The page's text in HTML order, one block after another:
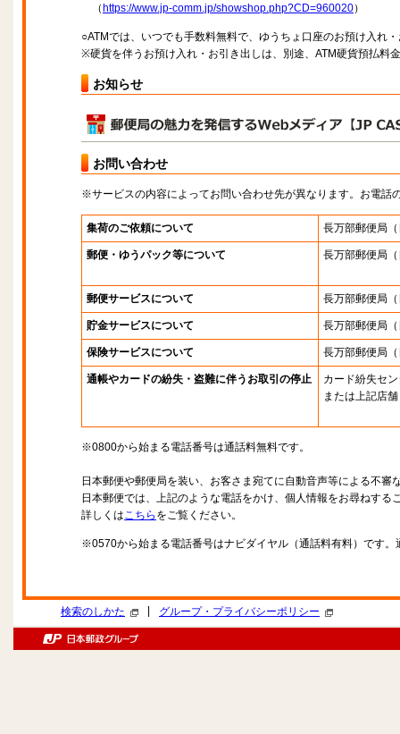
（ https://www.jp-comm.jp/showshop.php?CD=960020）
○ATMでは、いつでも手数料無料で、ゆうちょ口座のお預け入れ
※硬貨を伴うお預け入れ・お引き出しは、別途、ATM硬貨預払料
お知らせ
お問い合わせ
※サービスの内容によってお問い合わせ先が異なります。お電話
集荷のご依頼について 長万部郵便局
郵便・ゆうパック等について 長万部郵便局
郵便サービスについて 長万部郵便局
貯金サービスについて 長万部郵便局
保険サービスについて 長万部郵便局
通帳やカードの紛失・盗難に伴うお取引の停止
カード紛失セ
または上記店舗
※0800から始まる電話番号は通話料無料です。
日本郵便や郵便局を装い、お客さま宛てに自動音声等による不審
日本郵便では、上記のような電話をかけ、個人情報をお尋ねする
詳しくはこちら をご覧ください。
※0570から始まる電話番号はナビダイヤル（通話料有料）です
検索のしかた グループ・プライバシーポリシー